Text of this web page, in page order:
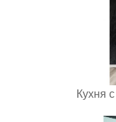
Кухня